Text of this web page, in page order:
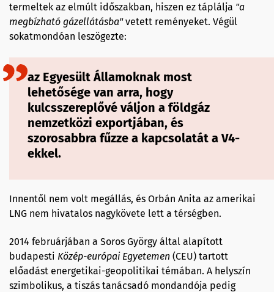
termeltek az elmúlt időszakban, hiszen ez táplálja "a
megbízható gázellátásba"vetett reményeket. Végül
sokatmondóan leszögezte:
az Egyesült Államoknak most
lehetősége van arra, hogy
kulcsszereplővé váljon a földgáz
nemzetközi exportjában, és
szorosabbra fűzze a kapcsolatát a V4-
ekkel.
Innentől nem volt megállás, és Orbán Anita az amerikai
LNG nem hivatalos nagykövete lett a térségben.
2014 februárjában a Soros György által alapított
budapesti Közép-európai Egyetemen (CEU) tartott
előadást energetikai-geopolitikai témában. A helyszín
szimbolikus, a tiszás tanácsadó mondandója pedig